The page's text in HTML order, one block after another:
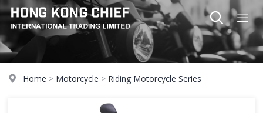
Home > Motorcycle > Riding Motorcycle Series